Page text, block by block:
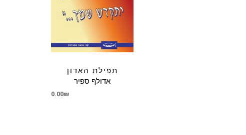
תפילת האדון
אדולף ספיר
0.00₪